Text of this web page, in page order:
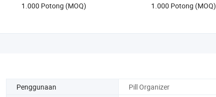
1.000 Potong (MOQ) 1.000 Potong (MOQ)
Penggunaan
Pill Organizer